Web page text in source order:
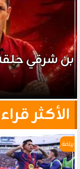
بن شرقي
الأكثر
رياضة